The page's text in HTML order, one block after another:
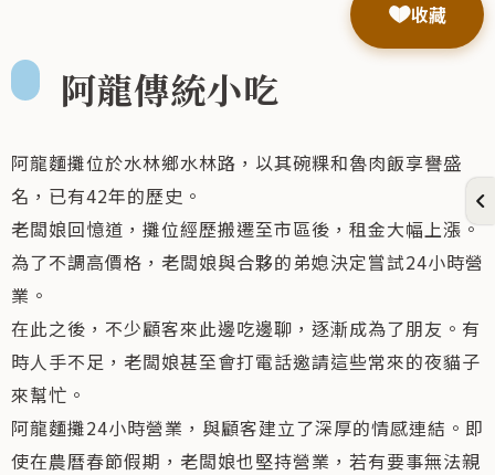
阿龍傳統小吃
阿龍麵攤位於水林鄉水林路，以其碗粿和魯肉飯享譽盛
名，已有42年的歷史。
老闆娘回憶道，攤位經歷搬遷至市區後，租金大幅上漲。
為了不調高價格，老闆娘與合夥的弟媳決定嘗試24小時營
業。
在此之後，不少顧客來此邊吃邊聊，逐漸成為了朋友。有
時人手不足，老闆娘甚至會打電話邀請這些常來的夜貓子
來幫忙。
阿龍麵攤24小時營業，與顧客建立了深厚的情感連結。即
使在農曆春節假期，老闆娘也堅持營業，若有要事無法親
收藏